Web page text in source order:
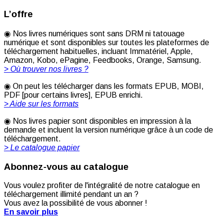
L’offre
◉ Nos livres numériques sont sans DRM ni tatouage
numérique et sont disponibles sur toutes les plateformes de
téléchargement habituelles, incluant Immatériel, Apple,
Amazon, Kobo, ePagine, Feedbooks, Orange, Samsung.
> Où trouver nos livres ?
◉ On peut les télécharger dans les formats EPUB, MOBI,
PDF [pour certains livres], EPUB enrichi.
> Aide sur les formats
◉ Nos livres papier sont disponibles en impression à la
demande et incluent la version numérique grâce à un code de
téléchargement.
> Le catalogue papier
Abonnez-vous au catalogue
Vous voulez profiter de l'intégralité de notre catalogue en
téléchargement illimité pendant un an ?
Vous avez la possibilité de vous abonner !
En savoir plus